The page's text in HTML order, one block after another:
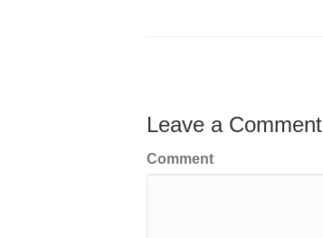
Leave a Comment
Comment